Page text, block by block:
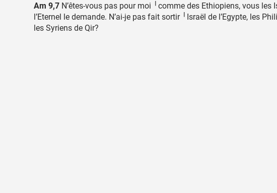
Am 9,7 N’êtes-vous pas pour moi ╵comme des Ethiopiens, vous les
l’Eternel le demande. N’ai-je pas fait sortir ╵Israël de l’Egypte, les
les Syriens de Qir?